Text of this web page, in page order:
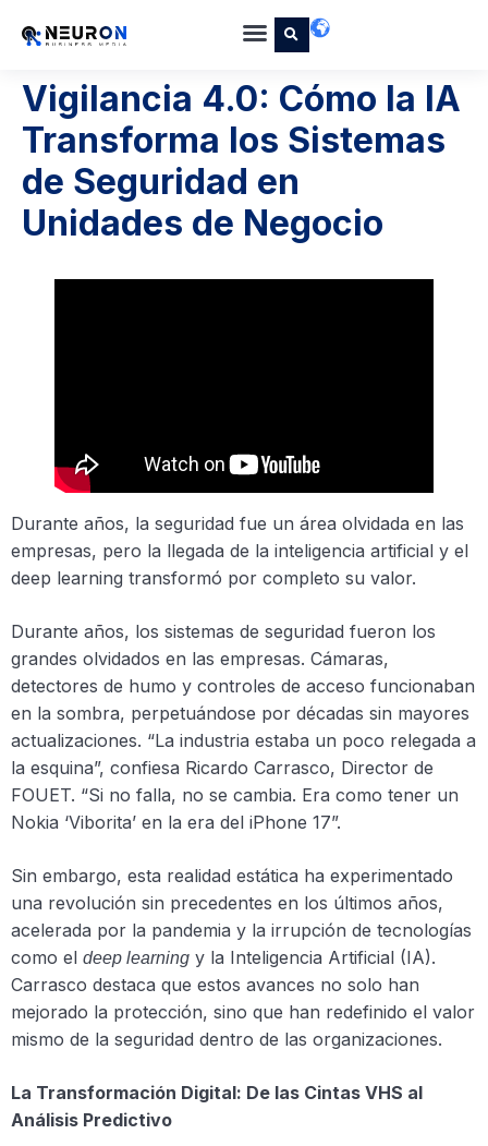
Vigilancia 4.0: Cómo la IA
Transforma los Sistemas
de Seguridad en
Unidades de Negocio
Durante años, la seguridad fue un área olvidada en las
empresas, pero la llegada de la inteligencia artificial y el
deep learning transformó por completo su valor.
Durante años, los sistemas de seguridad fueron los
grandes olvidados en las empresas. Cámaras,
detectores de humo y controles de acceso funcionaban
en la sombra, perpetuándose por décadas sin mayores
actualizaciones. “La industria estaba un poco relegada a
la esquina”, confiesa Ricardo Carrasco, Director de
FOUET. “Si no falla, no se cambia. Era como tener un
Nokia ‘Viborita’ en la era del iPhone 17”.
Sin embargo, esta realidad estática ha experimentado
una revolución sin precedentes en los últimos años,
acelerada por la pandemia y la irrupción de tecnologías
como el deep learning y la Inteligencia Artificial (IA).
Carrasco destaca que estos avances no solo han
mejorado la protección, sino que han redefinido el valor
mismo de la seguridad dentro de las organizaciones.
La Transformación Digital: De las Cintas VHS al
Análisis Predictivo